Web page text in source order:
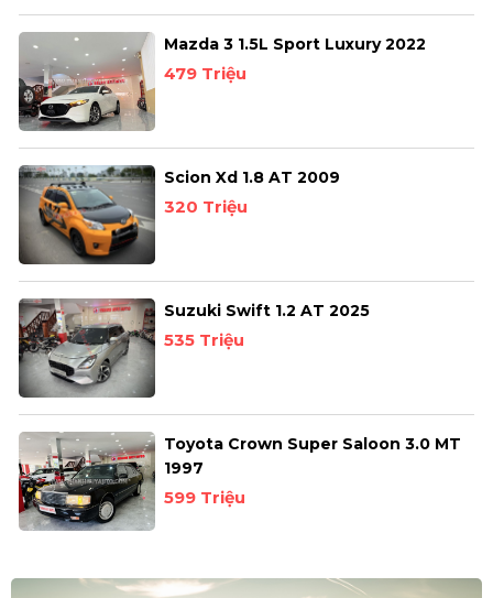
Mazda 3 1.5L Sport Luxury 2022
479 Triệu
Scion Xd 1.8 AT 2009
320 Triệu
Suzuki Swift 1.2 AT 2025
535 Triệu
Toyota Crown Super Saloon 3.0 MT
1997
599 Triệu